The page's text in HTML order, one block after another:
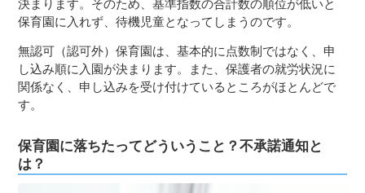
決まります。そのため、基準指数の合計数の順位が低いと
保育園に入れず、待機児童となってしまうのです。
無認可（認可外）保育園は、基本的に点数制ではなく、申
し込み順に入園が決まります。また、保護者の就労状況に
関係なく、申し込みを受け付けているところがほとんどで
す。
保育園に落ちたってどういうこと？不承諾通知と
は？